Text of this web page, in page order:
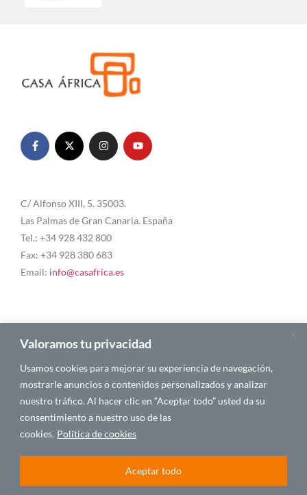
Valoramos tu privacidad
Usamos cookies para mejorar su experiencia de navegación,
mostrarle anuncios o contenidos personalizados y analizar
nuestro tráfico. Al hacer clic en “Aceptar todo” usted da su
consentimiento a nuestro uso de las
cookies. Política de cookies
Aceptar todo
C/ Alfonso XIII, 5. 35003.
Las Palmas de Gran Canaria. España
Tel.: +34 928 432 800
Fax: +34 928 380 683
Email: info@casafrica.es
Blog
Quiénes somos
Autores
Español